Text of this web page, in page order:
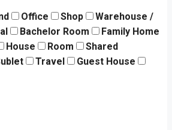
Office Shop
Warehouse /
Bachelor Room
Family Home
House Room
Shared
Travel
Guest House